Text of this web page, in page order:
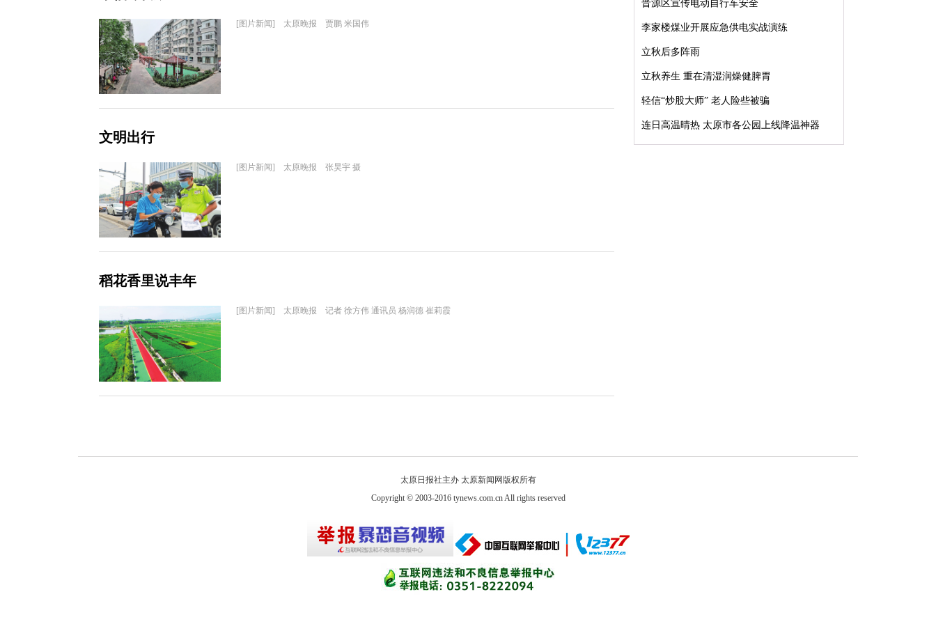
[图片新闻] 太原晚报 贾鹏 米国伟
文明出行
[图片新闻] 太原晚报 张昊宇 摄
稻花香里说丰年
[图片新闻] 太原晚报 记者 徐方伟 通讯员 杨润德 崔莉霞
晋源区宣传电动自行车安全
李家楼煤业开展应急供电实战演练
立秋后多阵雨
立秋养生 重在清湿润燥健脾胃
轻信“炒股大师” 老人险些被骗
连日高温晴热 太原市各公园上线降温神器
太原日报社主办 太原新闻网版权所有
Copyright © 2003-2016 tynews.com.cn All rights reserved